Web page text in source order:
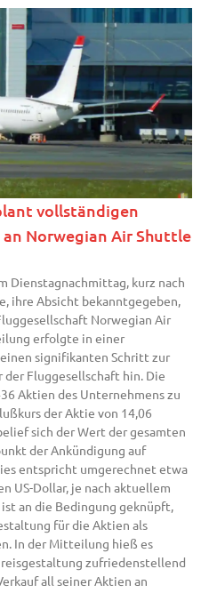
vollständigen
Norwegian Air Shuttle
Dienstagnachmittag, kurz nach
ihre Absicht bekanntgegeben,
Norwegian Air
erfolgte in einer
signifikanten Schritt zur
Fluggesellschaft hin. Die
Aktien des Unternehmens zu
der Aktie von 14,06
sich der Wert der gesamten
der Ankündigung auf
entspricht umgerechnet etwa
US-Dollar, je nach aktuellem
an die Bedingung geknüpft,
für die Aktien als
In der Mitteilung hieß es
zufriedenstellend
all seiner Aktien an